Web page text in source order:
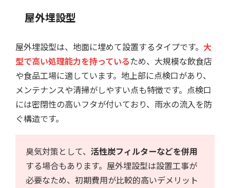
屋外埋設型
屋外埋設型は、地面に埋めて設置するタイプです。 大
型で高い処理能力を持っているため、大規模な飲食店
や食品工場に適しています。地上部に点検口があり、
メンテナンスや清掃がしやすい点も特徴です。点検口
には密閉性の高いフタが付いており、雨水の流入を防
ぐ構造です。
臭気対策として、活性炭フィルターなどを併用
する場合もあります。屋外埋設型は設置工事が
必要なため、初期費用が比較的高いデメリット